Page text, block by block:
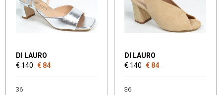
DI LAURO
€ 140 € 84
36
DI LAURO
€ 140 € 84
36